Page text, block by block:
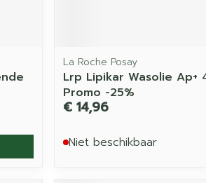
La Roche Posay
Lrp Lipikar Wasolie Ap+
Promo -25%
€ 14,96
Niet beschikbaar